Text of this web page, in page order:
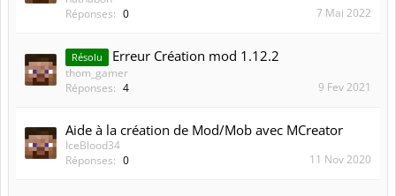
Réponses: 0 7 Mai 2022
Résolu Erreur Création mod 1.12.2
thom_gamer
Réponses: 4 9 Fev 2021
Aide à la création de Mod/Mob avec MCreator
IceBlood34
Réponses: 0 11 Nov 2020